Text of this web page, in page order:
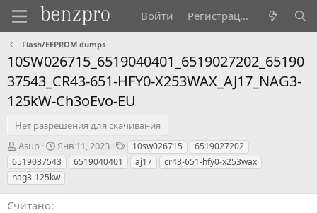
Войти Регистрация
Flash/EEPROM dumps
10SW026715_6519040401_6519027202_65190
37543_CR43-651-HFY0-X253WAX_AJ17_NAG3-
125kW-Ch3oEvo-EU
Нет разрешения для скачивания
А
в
т
о
р
Asup
Д
а
т
а
с
Янв 11, 2023
Т
э
10sw026715
6519027202
6519037543
6519040401 aj17
cr43-651-hfy0-x253wax
nag3-125kw
Считано